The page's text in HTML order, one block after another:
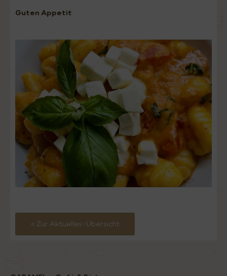
Guten Appetit
< Zur Aktuelles-Übersicht